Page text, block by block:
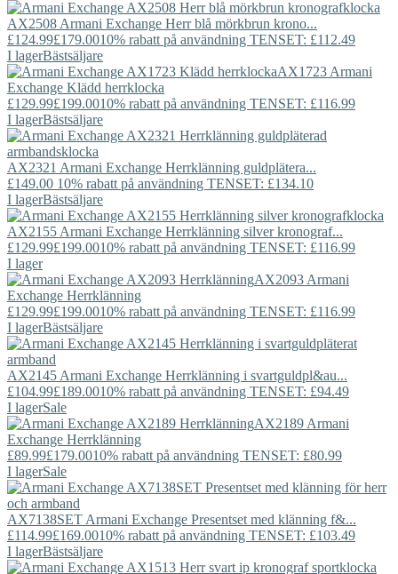
AX2508 Armani Exchange Herr blå mörkbrun krono...
£124.99£179.0010% rabatt på användning TENSET: £112.49
I lagerBästsäljare
AX1723 Armani
Exchange Klädd herrklocka
£129.99£199.0010% rabatt på användning TENSET: £116.99
I lagerBästsäljare
AX2321 Armani Exchange Herrklänning guldplätera...
£149.00 10% rabatt på användning TENSET: £134.10
I lagerBästsäljare
AX2155 Armani Exchange Herrklänning silver kronograf...
£129.99£199.0010% rabatt på användning TENSET: £116.99
I lager
AX2093 Armani
Exchange Herrklänning
£129.99£199.0010% rabatt på användning TENSET: £116.99
I lagerBästsäljare
AX2145 Armani Exchange Herrklänning i svartguldpl&au...
£104.99£189.0010% rabatt på användning TENSET: £94.49
I lagerSale
AX2189 Armani
Exchange Herrklänning
£89.99£179.0010% rabatt på användning TENSET: £80.99
I lagerSale
AX7138SET Armani Exchange Presentset med klänning f&...
£114.99£169.0010% rabatt på användning TENSET: £103.49
I lagerBästsäljare